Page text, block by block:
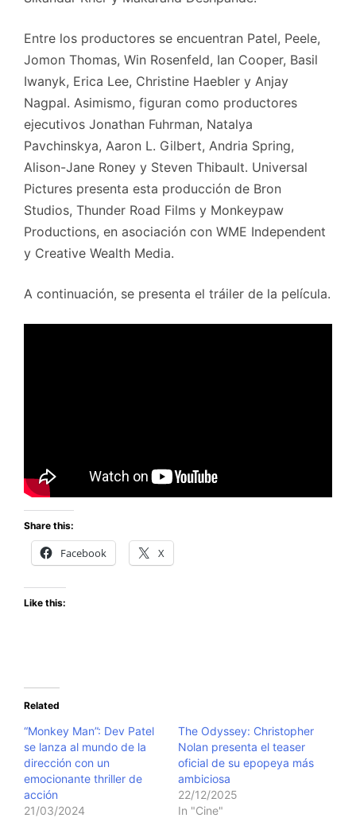
Entre los productores se encuentran Patel, Peele,
Jomon Thomas, Win Rosenfeld, Ian Cooper, Basil
Iwanyk, Erica Lee, Christine Haebler y Anjay
Nagpal. Asimismo, figuran como productores
ejecutivos Jonathan Fuhrman, Natalya
Pavchinskya, Aaron L. Gilbert, Andria Spring,
Alison-Jane Roney y Steven Thibault. Universal
Pictures presenta esta producción de Bron
Studios, Thunder Road Films y Monkeypaw
Productions, en asociación con WME Independent
y Creative Wealth Media.
A continuación, se presenta el tráiler de la película.
Share this:
Facebook X
Like this:
Related
“Monkey Man”: Dev Patel
se lanza al mundo de la
dirección con un
emocionante thriller de
acción
21/03/2024
The Odyssey: Christopher
Nolan presenta el teaser
oficial de su epopeya más
ambiciosa
22/12/2025
In "Cine"